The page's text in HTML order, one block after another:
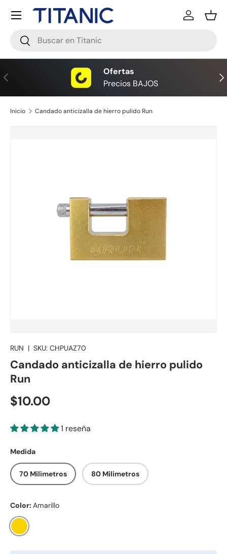
Ir al contenido
Buscar
Buscar
Iniciar
Menú
Anterior
Ofertas
Precios BAJOS
Inicio Candado anticizalla de hierro pulido Run
RUN | SKU: CHPUAZ70
Candado anticizalla de hierro pulido
Run
$10.00
1 reseña
Medida
70 Milimetros 80 Milimetros
Color: Amarillo
Amarillo